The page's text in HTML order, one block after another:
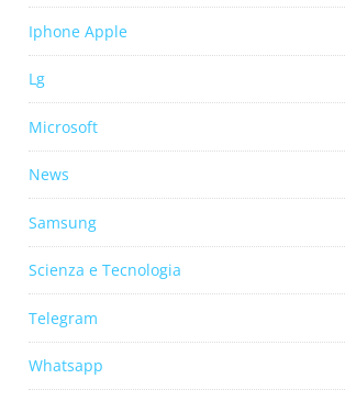
Iphone Apple
Lg
Microsoft
News
Samsung
Scienza e Tecnologia
Telegram
Whatsapp